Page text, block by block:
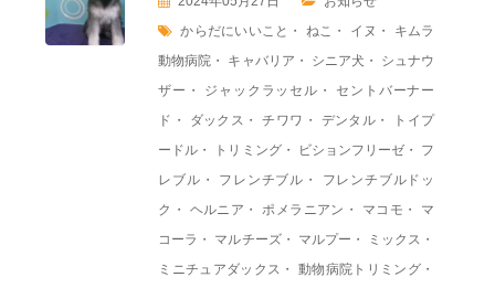
からだにいいこと ・ ねこ ・ イヌ ・ キムラ
動物病院 ・ キャバリア ・ シニア犬 ・ シュナウ
ザー ・ ジャックラッセル ・ セントバーナー
ド ・ ダックス ・チワワ ・ デンタル ・
トイプ
ードル ・ トリミング・ ビションフリーゼ ・ フ
レブル ・ フレンチブル ・
フレンチブルドッ
ク ・ ヘルニア ・ポメラニアン ・ マコモ ・ マ
コーラ ・ マルチーズ・ マルプー ・ ミックス ・
ミニチュアダックス ・ 動物病院トリミング ・